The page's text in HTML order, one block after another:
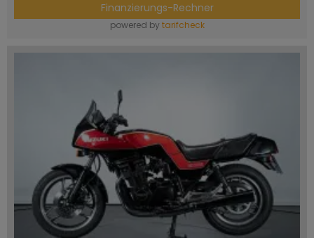
Finanzierungs-Rechner
powered by tarifcheck